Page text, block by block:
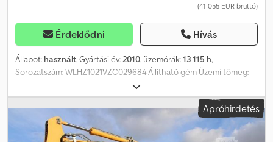
(41 055 EUR bruttó)
Érdeklődni Hívás
Állapot: használt, Gyártási év:2010, üzemórák:13 115 h,
Sorozatszám: WLHZ1021VZC029684 Állítható gém Üzemi tömeg:
25 900 kg Gyártási év: 2010 - Üzemóra: 13 115 h Klíma ----
Gumiszalagok - 600 mm széles Gép szélessége: kb. 2 970 mm
Hidraulika forgató hajtáshoz/-SW-adapter/-billenőkanál/-gripper/-
kalapácsüzem Állítható gém Kanálkar 2 700 mm Központi
kenőrendszer Munkaeszközök: Gyorscsatlakozó SWA 48 Likufix
Apróhirdetés